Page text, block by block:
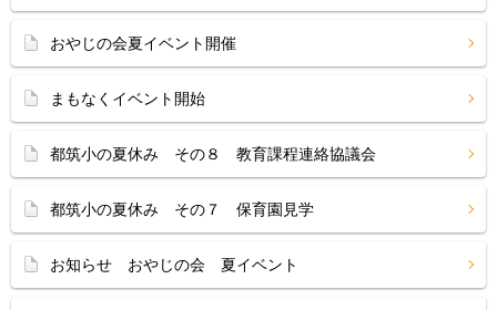
おやじの会夏イベント開催
まもなくイベント開始
都筑小の夏休み その８ 教育課程連絡協議会
都筑小の夏休み その７ 保育園見学
お知らせ おやじの会 夏イベント